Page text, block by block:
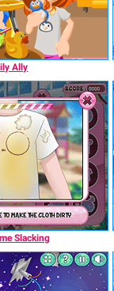
Ally
Slacking